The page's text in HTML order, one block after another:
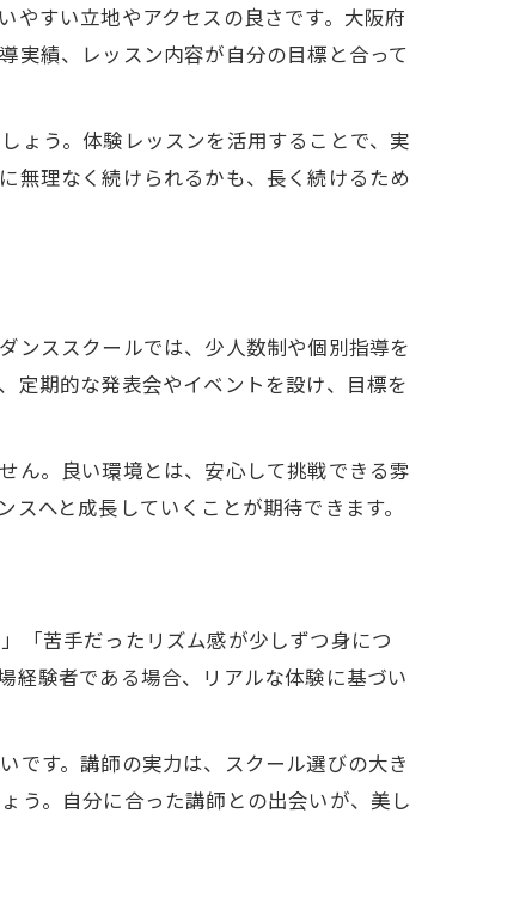
やすい立地やアクセスの良さです。大阪府
実績、レッスン内容が自分の目標と合って
ょう。体験レッスンを活用することで、実
無理なく続けられるかも、長く続けるため
ンススクールでは、少人数制や個別指導を
定期的な発表会やイベントを設け、目標を
ん。良い環境とは、安心して挑戦できる雰
へと成長していくことが期待できます。
「苦手だったリズム感が少しずつ身につ
経験者である場合、リアルな体験に基づい
です。講師の実力は、スクール選びの大き
う。自分に合った講師との出会いが、美し